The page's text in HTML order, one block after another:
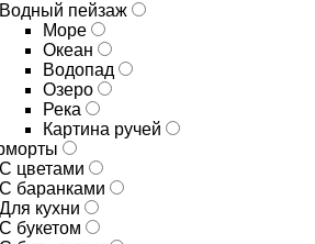
Водный пейзаж
Море
Океан
Водопад
Озеро
Река
Картина ручей
С цветами
С баранками
Для кухни
C букетом